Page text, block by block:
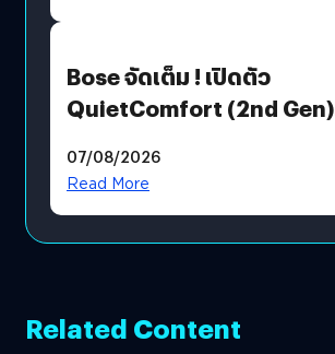
Bose จัดเต็ม ! เปิดตัว
QuietComfort (2nd Gen)
07/08/2026
Read More
Related Content